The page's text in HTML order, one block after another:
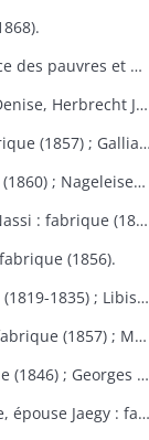
BERGHEIM - Baeumlix Constant : hospice des pauvres et bureau de bienfaisance (1868) ; Blumberger Catherine, épouse Spiehlmann : hospice (1854) ; Bisch Catherine, Burruth Ursule : fabrique (1826) ; Dreyfus Salomon : pauvres israélites (1867) ; Einholtz Clément et Antoine : hospice (1833) ; Fleury Marie-Anne, épouse Schmitt : fabrique (1847) ; Frantz Louis : fabrique (1830) ; Fuchs Marie-Louise : fabrique (1809-1813) ; Gerber Georges : bureau de bienfaisance et fabrique (1869-1870) ; Graber Hélène : fabrique et bureau de bienfaisance (1831) ; Graber Jacobé, épouse Maderer : fabrique (1830) ; Herb Joseph : fabrique et hospice (1813-1826) ; Kauffeisen : pauvres (1828) ; Leiehel Martin : bureau de bienfaisance (1869) ; Rumpler Clément : hospice (1841) ; Schmitt Joseph : hospice (1852) ; Schuler Catherine : fabrique (1868) ; Spihlmann Barbe : fabrique (1859) ; Thomas Madeleine : fabrique et pauvres (1841) ; Troestler Joseph : fabrique (1865) ; Umbdenstock Maximin : fabrique (1850) ; Untz Madeleine : fabrique (1869) ; Windoltz Thérèse : fabrique (1847) : Zimmermann Anne-Marie : hospice (1833).
BERGHOLTZ - Burglein Antoine, Gross Denise, Herbrecht Joseph, Peter Joseph, Tresch Maurice, Zissler Xavier : commune (1844) ; Kuntz Charles : fabrique (1867) ; Ruck Michel, Schill Marie-Anne : fabrique (1866).
BERGHOLTZ-ZELL - Galliath André : fabrique (1857) ; Galliath Joseph : fabrique (1830) ; Koch Joseph : fabrique (1832) ; Meyer Madeleine : fabrique (1868) ; Reck Nicolas : commune (1861) ; Riegert Françoise, épouse Striess : fabrique (1856) ; Steyer Joseph : fabrique (1859) ; Strich Sébastien : fabrique (1839).
BERNWILLER - Dentzer Henri : fabrique (1860) ; Nageleisen Michel : fabrique (1857).
BERRWILLER - Deck Elisabeth, épouse Nassi : fabrique (1838) ; Freyburger Brigitte, épouse Neff : fabrique (1836) ; Koehl Brigitte, épouse Wintenberger : fabrique (1841) ; Nass Marie-Anne, épouse Muller : fabrique (1825) ; Schmitt Jean : fabrique (1838) ; Stocker Thibaud : fabrique (1855) ; Weinmann Thiébaut : fabriques de Berrwiller et Riedisheim (1850) ; Woehl Blaise : fabrique (1825) ; Wolffelsberger Anne-Marie et Anastase : fabrique (1840-1842) .
(1856).
BETTLACH - Dreyer Mathias : commune (1819-1835) ; Libis Anne-Marie : fabrique (1854) ; Springenfeld Jacques : commune (1819).
BIEDERTHAL - Gutzwiller Anne-Marie : fabrique (1857) ; Martin Jacques : fabrique et école (1848).
BIESHEM - Boeilinger Gaspard : fabrique (1846) ; Georges Agathe : fabrique (1852) ; Kuettler Marie-Anne, épouse Studer : fabrique (1828) ; Meglin Isidore : fabrique (1847) ; Schmitt Marie-Anne, épouse Gamp : fabrique (1841).
BILTZHEIM - Cordier Marguerite Victoire, épouse Jaegy : fabrique (1851).